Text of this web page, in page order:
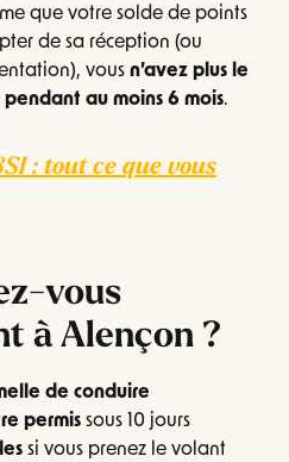
que votre solde de points
de sa réception (ou
vous n’avez plus le
pendant au moins 6 mois.
: tout ce que vous
vous
à Alençon ?
de conduire
permis sous 10 jours
si vous prenez le volant